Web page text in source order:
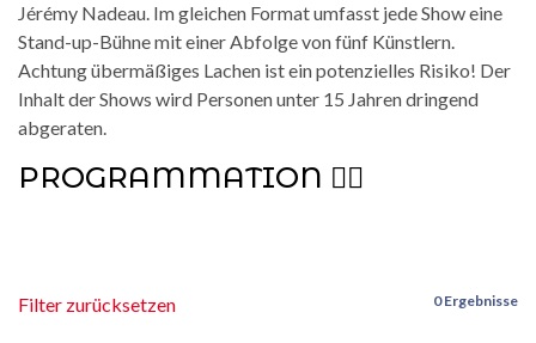
Jérémy Nadeau. Im gleichen Format umfasst jede Show eine
Stand-up-Bühne mit einer Abfolge von fünf Künstlern.
Achtung übermäßiges Lachen ist ein potenzielles Risiko! Der
Inhalt der Shows wird Personen unter 15 Jahren dringend
abgeraten.
PROGRAMMATION 👇🏽
Filter zurücksetzen 0 Ergebnisse